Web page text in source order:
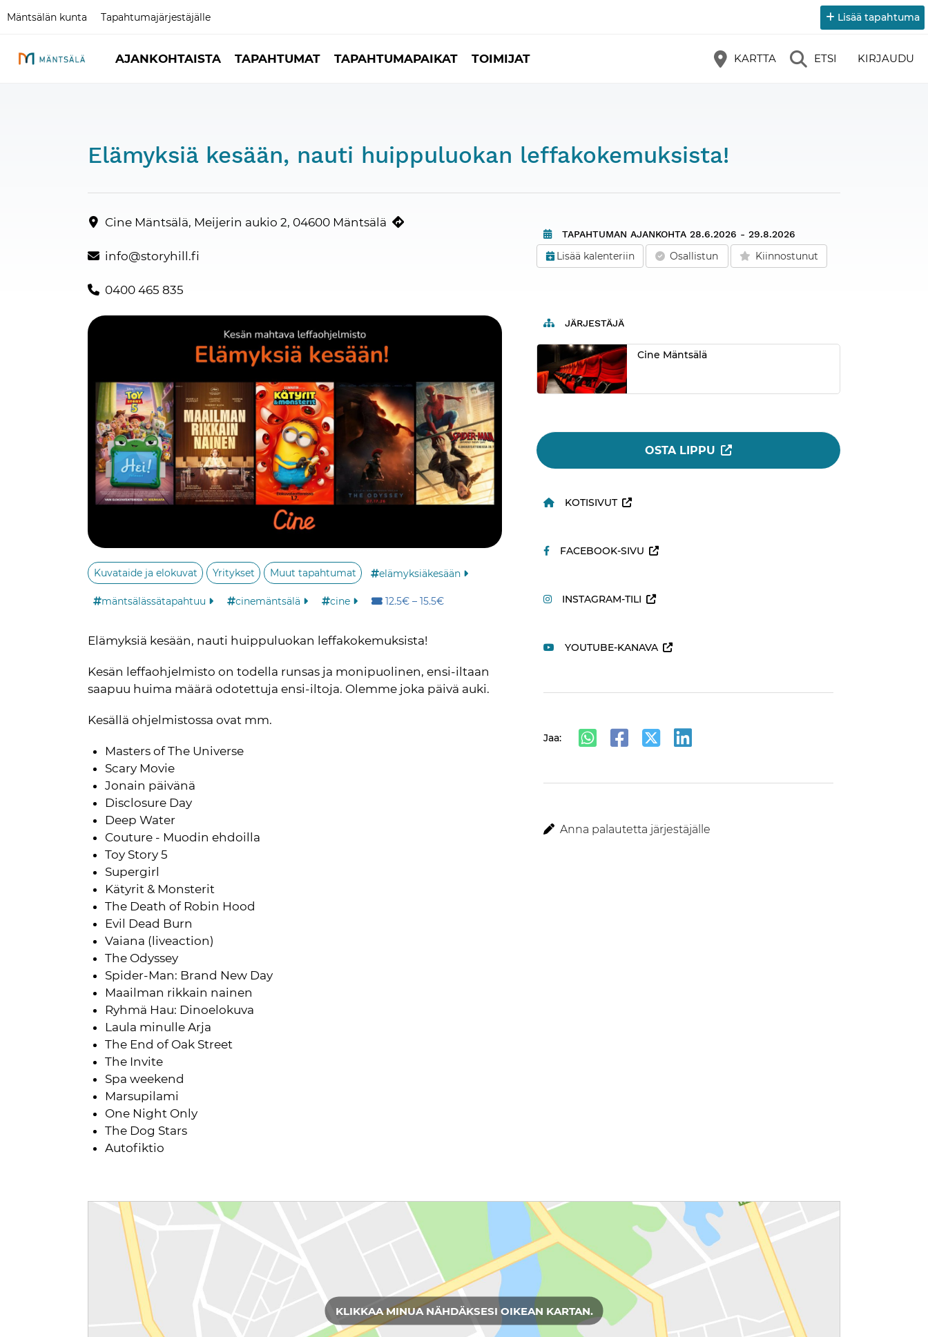
Mäntsälän kunta Tapahtumajärjestäjälle Lisää tapahtuma
AJANKOHTAISTA TAPAHTUMAT TAPAHTUMAPAIKAT TOIMIJAT KARTTA ETSI KIRJAUDU
Elämyksiä kesään, nauti huippuluokan leffakokemuksista!
Yhteystiedot
Cine Mäntsälä, Meijerin aukio 2, 04600 Mäntsälä
info@storyhill.fi
0400 465 835
Kuvataide ja elokuvat Yritykset Muut tapahtumat elämyksiäkesään
mäntsälässätapahtuu cinemäntsälä cine Hinta:12.5€ – 15.5€
Elämyksiä kesään, nauti huippuluokan leffakokemuksista!
Kesän leffaohjelmisto on todella runsas ja monipuolinen, ensi-iltaan
saapuu huima määrä odotettuja ensi-iltoja. Olemme joka päivä auki.
Kesällä ohjelmistossa ovat mm.
Masters of The Universe
Scary Movie
Jonain päivänä
Disclosure Day
Deep Water
Couture - Muodin ehdoilla
Toy Story 5
Supergirl
Kätyrit & Monsterit
The Death of Robin Hood
Evil Dead Burn
Vaiana (liveaction)
The Odyssey
Spider-Man: Brand New Day
Maailman rikkain nainen
Ryhmä Hau: Dinoelokuva
Laula minulle Arja
The End of Oak Street
The Invite
Spa weekend
Marsupilami
One Night Only
The Dog Stars
Autofiktio
TAPAHTUMAN AJANKOHTA 28.6.2026 - 29.8.2026
Lisää kalenteriin Osallistun Kiinnostunut
JÄRJESTÄJÄ
Cine Mäntsälä
OSTA LIPPU
KOTISIVUT
FACEBOOK-SIVU
INSTAGRAM-TILI
YOUTUBE-KANAVA
Jaa:
Anna palautetta järjestäjälle
Reittiohjeet
KLIKKAA MINUA NÄHDÄKSESI OIKEAN KARTAN.